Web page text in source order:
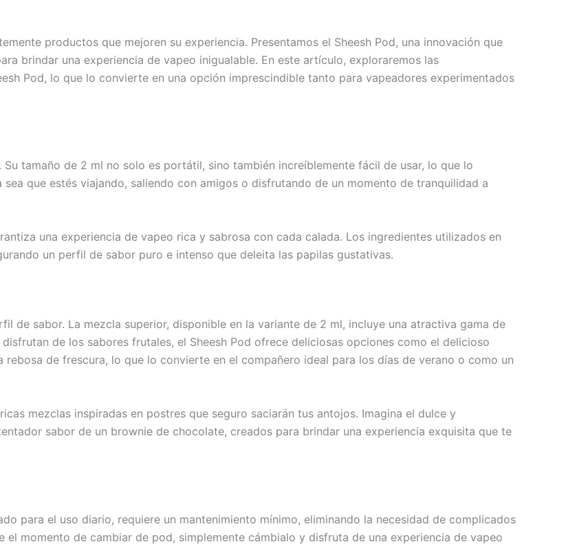
productos que mejoren su experiencia. Presentamos el Sheesh Pod, una innovación que
brindar una experiencia de vapeo inigualable. En este artículo, exploraremos las
Pod, lo que lo convierte en una opción imprescindible tanto para vapeadores experimentados
tamaño de 2 ml no solo es portátil, sino también increíblemente fácil de usar, lo que lo
que estés viajando, saliendo con amigos o disfrutando de un momento de tranquilidad a
una experiencia de vapeo rica y sabrosa con cada calada. Los ingredientes utilizados en
un perfil de sabor puro e intenso que deleita las papilas gustativas.
de sabor. La mezcla superior, disponible en la variante de 2 ml, incluye una atractiva gama de
de los sabores frutales, el Sheesh Pod ofrece deliciosas opciones como el delicioso
de frescura, lo que lo convierte en el compañero ideal para los días de verano o como un
mezclas inspiradas en postres que seguro saciarán tus antojos. Imagina el dulce y
sabor de un brownie de chocolate, creados para brindar una experiencia exquisita que te
para el uso diario, requiere un mantenimiento mínimo, eliminando la necesidad de complicados
momento de cambiar de pod, simplemente cámbialo y disfruta de una experiencia de vapeo